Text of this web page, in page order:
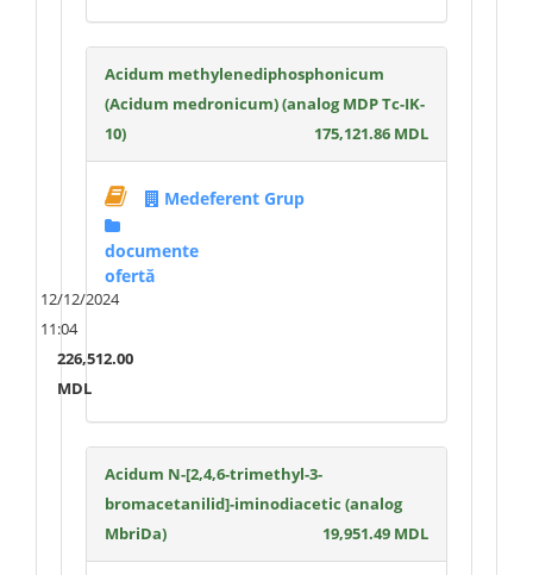
Acidum methylenediphosphonicum
(Acidum medronicum) (analog MDP Tc-IK-
10)
175,121.86 MDL
Medeferent Grup
documente
ofertă
12/12/2024
11:04
226,512.00
MDL
Acidum N-[2,4,6-trimethyl-3-
bromacetanilid]-iminodiacetic (analog
MbriDa)
19,951.49 MDL